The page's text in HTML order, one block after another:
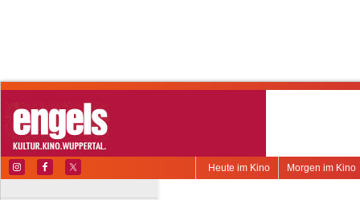
Morgen im Kino
Heute im Kino